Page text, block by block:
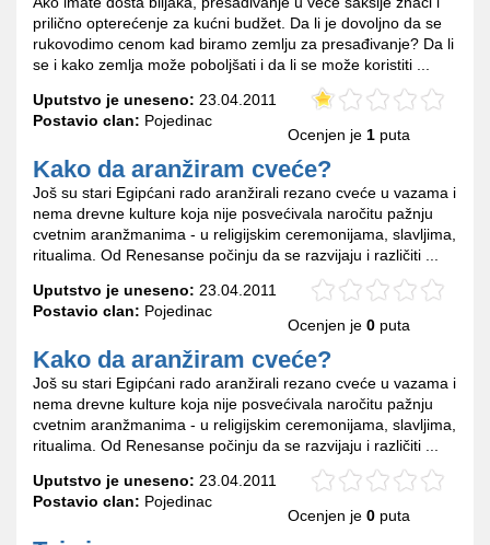
prilično opterećenje za kućni budžet. Da li je dovoljno da se
rukovodimo cenom kad biramo zemlju za presađivanje? Da li
se i kako zemlja može poboljšati i da li se može koristiti ...
Uputstvo je uneseno: 23.04.2011
Postavio clan: Pojedinac
Ocenjen je 1 puta
Kako da aranžiram cveće?
Još su stari Egipćani rado aranžirali rezano cveće u vazama i
nema drevne kulture koja nije posvećivala naročitu pažnju
cvetnim aranžmanima - u religijskim ceremonijama, slavljima,
ritualima. Od Renesanse počinju da se razvijaju i različiti ...
Uputstvo je uneseno: 23.04.2011
Postavio clan: Pojedinac
Ocenjen je 0 puta
Kako da aranžiram cveće?
Još su stari Egipćani rado aranžirali rezano cveće u vazama i
nema drevne kulture koja nije posvećivala naročitu pažnju
cvetnim aranžmanima - u religijskim ceremonijama, slavljima,
ritualima. Od Renesanse počinju da se razvijaju i različiti ...
Uputstvo je uneseno: 23.04.2011
Postavio clan: Pojedinac
Ocenjen je 0 puta